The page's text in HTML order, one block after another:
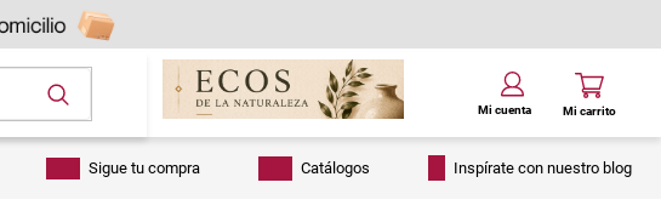
Sigue tu compra Catálogos Inspírate con nuestro blog